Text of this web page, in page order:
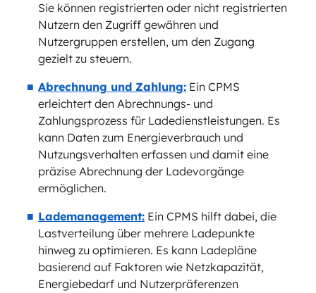
Sie können registrierten oder nicht registrierten
Nutzern den Zugriff gewähren und
Nutzergruppen erstellen, um den Zugang
gezielt zu steuern.
Abrechnung und Zahlung: Ein CPMS
erleichtert den Abrechnungs- und
Zahlungsprozess für Ladedienstleistungen. Es
kann Daten zum Energieverbrauch und
Nutzungsverhalten erfassen und damit eine
präzise Abrechnung der Ladevorgänge
ermöglichen.
Lademanagement: Ein CPMS hilft dabei, die
Lastverteilung über mehrere Ladepunkte
hinweg zu optimieren. Es kann Ladepläne
basierend auf Faktoren wie Netzkapazität,
Energiebedarf und Nutzerpräferenzen